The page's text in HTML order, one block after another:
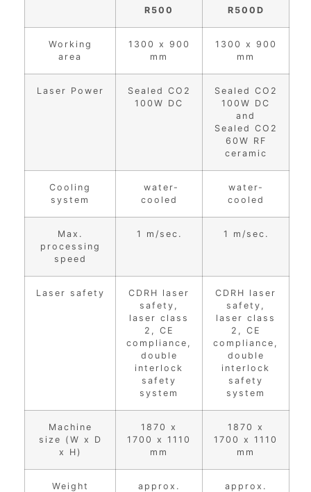
R500 R500D
Working
area
1300 x 900
mm
1300 x 900
mm
Laser Power
Sealed CO2
100W DC
Sealed CO2
100W DC
and
Sealed CO2
60W RF
ceramic
Cooling
system
water-
cooled
water-
cooled
Max.
processing
speed
1 m/sec. 1 m/sec.
Laser safety
CDRH laser
safety,
laser class
2, CE
compliance,
double
interlock
safety
system
CDRH laser
safety,
laser class
2, CE
compliance,
double
interlock
safety
system
Machine
size (W x D
x H)
1870 x
1700 x 1110
mm
1870 x
1700 x 1110
mm
Weight
approx.
approx.